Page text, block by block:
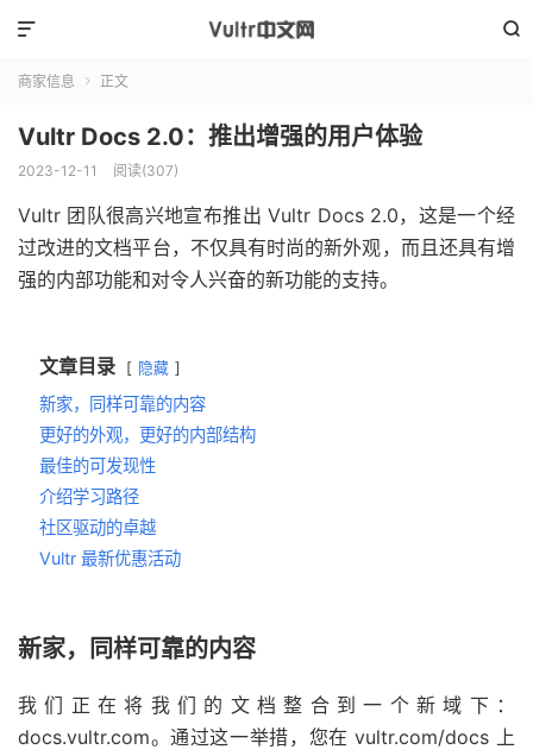


商家信息  正文
Vultr Docs 2.0：推出增强的用户体验
2023-12-11 阅读(307)
Vultr 团队很高兴地宣布推出 Vultr Docs 2.0，这是一个经
过改进的文档平台，不仅具有时尚的新外观，而且还具有增
强的内部功能和对令人兴奋的新功能的支持。
文章目录 隐藏
新家，同样可靠的内容
更好的外观，更好的内部结构
最佳的可发现性
介绍学习路径
社区驱动的卓越
Vultr 最新优惠活动
新家，同样可靠的内容
我们正在将我们的文档整合到一个新域下：
docs.vultr.com。通过这一举措，您在 vultr.com/docs 上